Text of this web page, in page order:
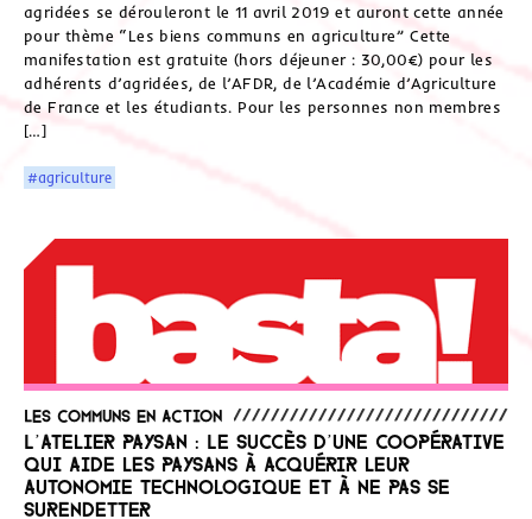
agridées se dérouleront le 11 avril 2019 et auront cette année
pour thème “Les biens communs en agriculture” Cette
manifestation est gratuite (hors déjeuner : 30,00€) pour les
adhérents d’agridées, de l’AFDR, de l’Académie d’Agriculture
de France et les étudiants. Pour les personnes non membres
[…]
#agriculture
Les communs en action
L’Atelier paysan : Le succès d’une coopérative
qui aide les paysans à acquérir leur
autonomie technologique et à ne pas se
surendetter